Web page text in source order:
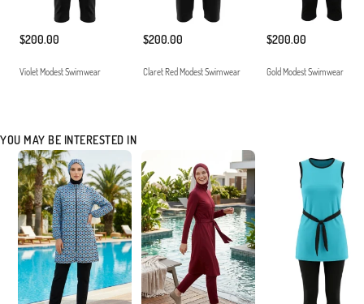
$200.00
Violet Modest Swimwear
$200.00
Claret Red Modest Swimwear
$200.00
Gold Modest Swimwear
YOU MAY BE INTERESTED IN